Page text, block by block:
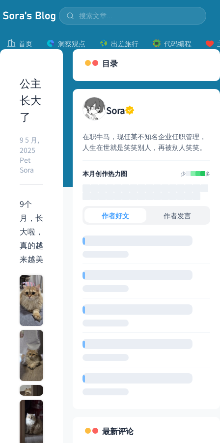
首页 洞察观点 出差旅行 代码编程
公主
长大
了
9 5 月,
2025
Pet
Sora
9个
月，长
大啦，
真的越
来越美
目录
Sora
在职牛马，现任某不知名企业任职管理，
人生在世就是笑笑别人，再被别人笑笑。
本月创作热力图 少 多
作者好文 作者发言
最新评论